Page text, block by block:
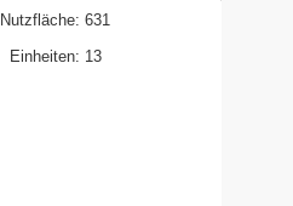
Nutzfläche: 631
Einheiten: 13